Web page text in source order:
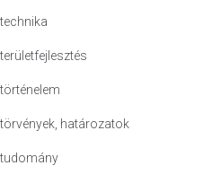
technika
területfejlesztés
történelem
törvények, határozatok
tudomány